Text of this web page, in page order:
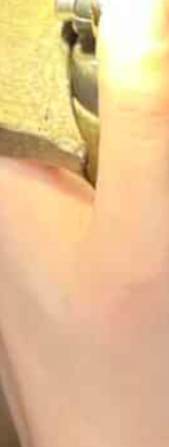
Ajouter
Alliance
alliance
son design
harmonieuse